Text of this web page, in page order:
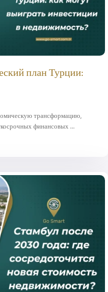
план Турции:
трансформацию,
финансовых ...